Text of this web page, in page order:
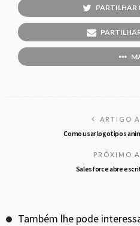
PARTILHAR
ARTIGO
Como usar logotipos
PRÓXIMO
Salesforce abre
Também lhe pode